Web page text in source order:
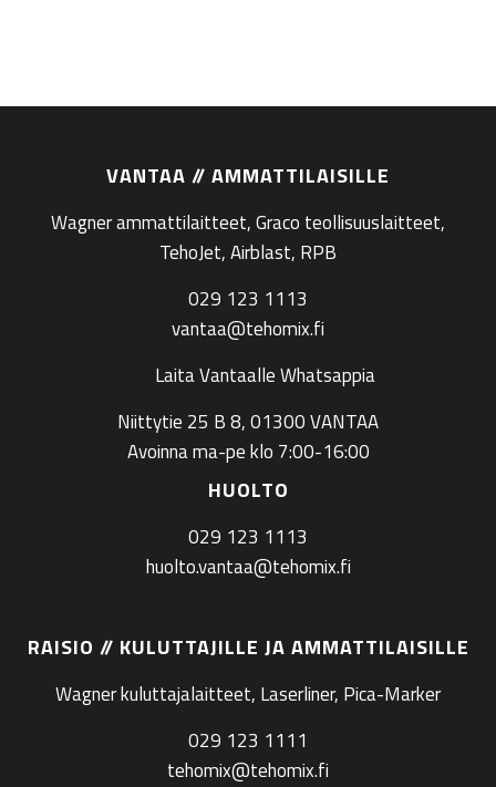
VANTAA // AMMATTILAISILLE
Wagner ammattilaitteet, Graco teollisuuslaitteet,
TehoJet, Airblast, RPB
029 123 1113
vantaa@tehomix.fi
Laita Vantaalle Whatsappia
Niittytie 25 B 8, 01300 VANTAA
Avoinna ma-pe klo 7:00-16:00
HUOLTO
029 123 1113
huolto.vantaa@tehomix.fi
RAISIO // KULUTTAJILLE JA AMMATTILAISILLE
Wagner kuluttajalaitteet, Laserliner, Pica-Marker
029 123 1111
tehomix@tehomix.fi